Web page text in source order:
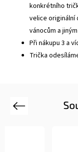
konkrétního
velice originální
vánocům a
Při nákupu 3 a
Trička
Previous